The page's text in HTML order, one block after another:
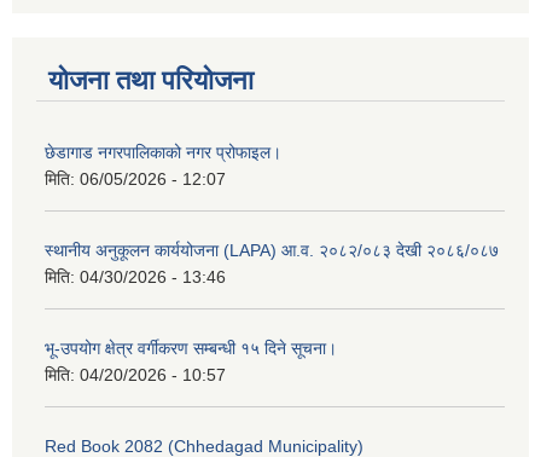
योजना तथा परियोजना
छेडागाड नगरपालिकाको नगर प्रोफाइल।
मिति: 06/05/2026 - 12:07
स्थानीय अनुकूलन कार्ययोजना (LAPA) आ.व. २०८२/०८३ देखी २०८६/०८७
मिति: 04/30/2026 - 13:46
भू-उपयोग क्षेत्र वर्गीकरण सम्बन्धी १५ दिने सूचना।
मिति: 04/20/2026 - 10:57
Red Book 2082 (Chhedagad Municipality)